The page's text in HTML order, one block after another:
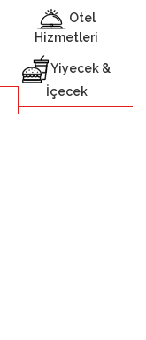
Otel
Hizmetleri
Yiyecek &
İçecek